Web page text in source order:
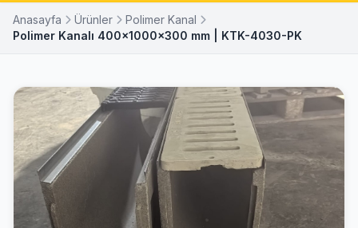
Anasayfa Ürünler
Polimer Kanal
Polimer Kanalı 400x1000x300 mm | KTK-4030-PK